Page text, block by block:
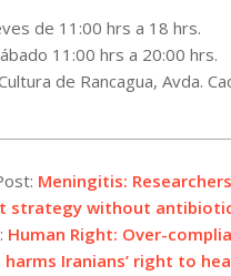
de 11:00 hrs a 18 hrs.
11:00 hrs a 20:00 hrs.
de Rancagua, Avda.
Meningitis:
strategy without
Human Right: Over-
Iranians’ right to